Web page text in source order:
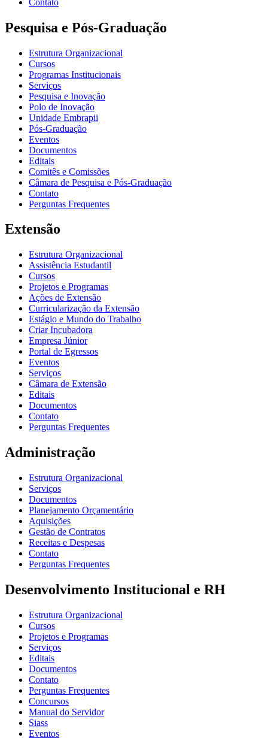
Pesquisa e Pós-Graduação
Estrutura Organizacional
Cursos
Programas Institucionais
Serviços
Pesquisa e Inovação
Polo de Inovação
Unidade Embrapii
Pós-Graduação
Eventos
Documentos
Editais
Comitês e Comissões
Câmara de Pesquisa e Pós-Graduação
Contato
Perguntas Frequentes
Extensão
Estrutura Organizacional
Assistência Estudantil
Cursos
Projetos e Programas
Ações de Extensão
Curricularização da Extensão
Estágio e Mundo do Trabalho
Criar Incubadora
Empresa Júnior
Portal de Egressos
Eventos
Serviços
Câmara de Extensão
Editais
Documentos
Contato
Perguntas Frequentes
Administração
Estrutura Organizacional
Serviços
Documentos
Planejamento Orçamentário
Aquisições
Gestão de Contratos
Receitas e Despesas
Contato
Perguntas Frequentes
Desenvolvimento Institucional e RH
Estrutura Organizacional
Cursos
Projetos e Programas
Serviços
Editais
Documentos
Contato
Perguntas Frequentes
Concursos
Manual do Servidor
Siass
Eventos